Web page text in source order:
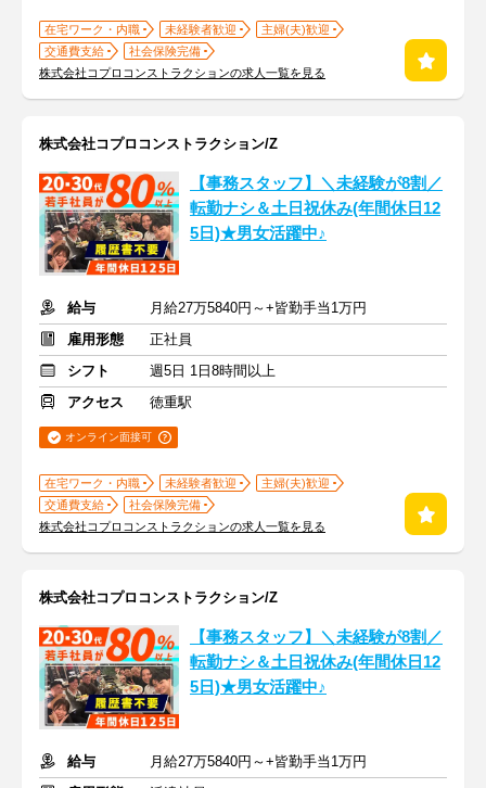
在宅ワーク・内職 未経験者歓迎
主婦(夫)歓迎
交通費支給
社会保険完備
株式会社コプロコンストラクションの求人一覧を見る
株式会社コプロコンストラクション/Z
【事務スタッフ】＼未経験が8割／
転勤ナシ＆土日祝休み(年間休日12
5日)★男女活躍中♪
給与
月給27万5840円～+皆勤手当1万円
雇用形態
正社員
シフト
週5日 1日8時間以上
アクセス
徳重駅
オンライン面接可
在宅ワーク・内職 未経験者歓迎
主婦(夫)歓迎
交通費支給
社会保険完備
株式会社コプロコンストラクションの求人一覧を見る
株式会社コプロコンストラクション/Z
【事務スタッフ】＼未経験が8割／
転勤ナシ＆土日祝休み(年間休日12
5日)★男女活躍中♪
給与
月給27万5840円～+皆勤手当1万円